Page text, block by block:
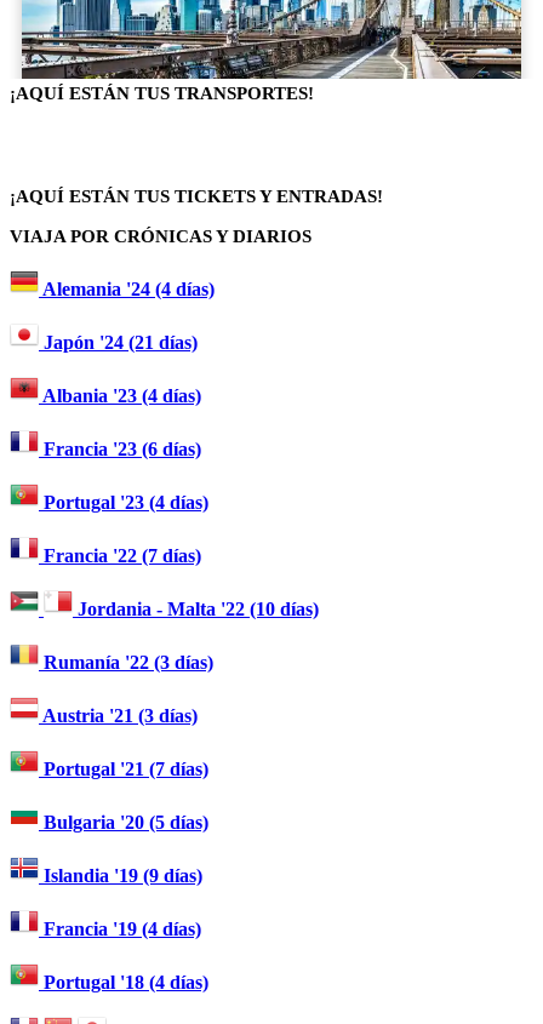
¡AQUÍ ESTÁN TUS TRANSPORTES!
¡AQUÍ ESTÁN TUS TICKETS Y ENTRADAS!
VIAJA POR CRÓNICAS Y DIARIOS
Alemania '24 (4 días)
Japón '24 (21 días)
Albania '23 (4 días)
Francia '23 (6 días)
Portugal '23 (4 días)
Francia '22 (7 días)
Jordania - Malta '22 (10 días)
Rumanía '22 (3 días)
Austria '21 (3 días)
Portugal '21 (7 días)
Bulgaria '20 (5 días)
Islandia '19 (9 días)
Francia '19 (4 días)
Portugal '18 (4 días)